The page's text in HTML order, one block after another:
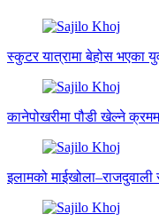
स्कुटर यात्रामा बेहोस भएका
कानेपोखरीमा पौडी खेल्ने
इलामको